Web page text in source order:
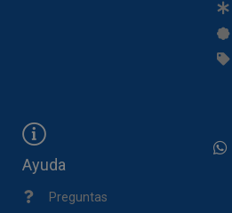
Ayuda
Preguntas